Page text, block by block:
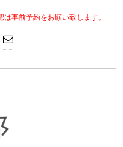
事前予約をお願い致します。